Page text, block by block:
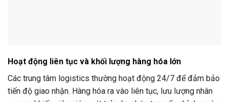
Hoạt động liên tục và khối lượng hàng hóa lớn
Các trung tâm logistics thường hoạt động 24/7 để đảm bảo
tiến độ giao nhận. Hàng hóa ra vào liên tục, lưu lượng nhân